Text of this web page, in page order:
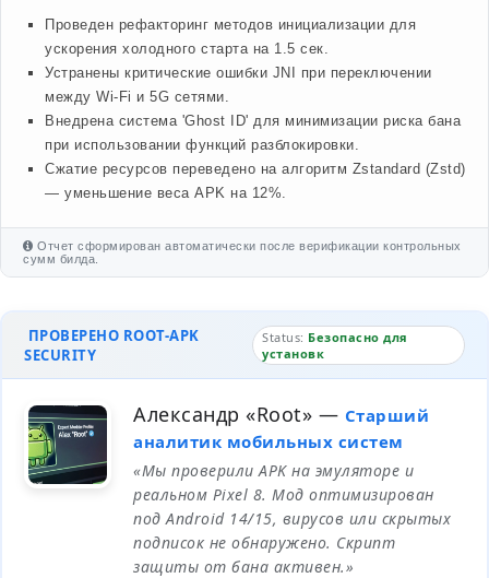
Проведен рефакторинг методов инициализации для
ускорения холодного старта на 1.5 сек.
Устранены критические ошибки JNI при переключении
между Wi-Fi и 5G сетями.
Внедрена система 'Ghost ID' для минимизации риска бана
при использовании функций разблокировки.
Сжатие ресурсов переведено на алгоритм Zstandard (Zstd)
— уменьшение веса APK на 12%.
Отчет сформирован автоматически после верификации контрольных
сумм билда.
ПРОВЕРЕНО ROOT-APK
SECURITY
Status: Безопасно для
установк
Александр «Root» — Старший
аналитик мобильных систем
«Мы проверили APK на эмуляторе и
реальном Pixel 8. Мод оптимизирован
под Android 14/15, вирусов или скрытых
подписок не обнаружено. Скрипт
защиты от бана активен.»